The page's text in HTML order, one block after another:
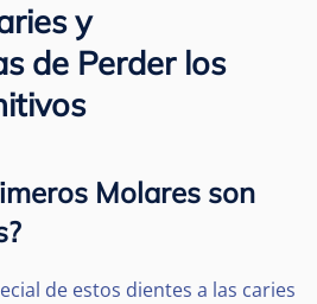
y
de Perder los
Molares son
de estos dientes a las caries